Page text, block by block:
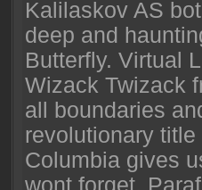
Kalilaskov AS
deep and
Butterfly. Virtual
Wizack Twizack
all boundaries
revolutionary
Columbia gives
wont forget.